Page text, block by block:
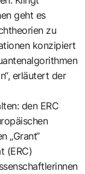
geht es
zu
konzipiert
erläutert der
den ERC
„Grant“
(ERC)